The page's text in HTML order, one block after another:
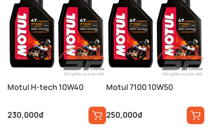
Motul H-tech 10W40
230,000₫
Motul 7100 10W50
250,000₫